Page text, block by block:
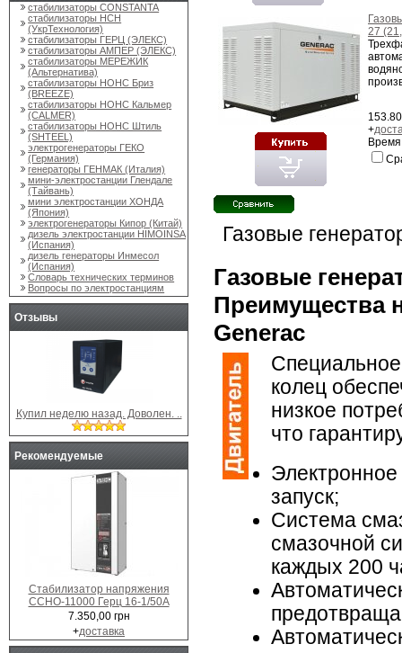
27
+
Время
Газовые
Газовые
Преимущества
Generac
колец
низкое
что
запуск;
Система
смазочной
каждых 200
стабилизаторы CONSTANTA
стабилизаторы НСН
(УкрТехнология)
стабилизаторы ГЕРЦ (ЭЛЕКС)
стабилизаторы АМПЕР (ЭЛЕКС)
стабилизаторы МЕРЕЖИК
(Альтернатива)
стабилизаторы НОНС Бриз
(BREEZE)
стабилизаторы НОНС Кальмер
(CALMER)
стабилизаторы НОНС Штиль
(SHTEEL)
электрогенераторы ГЕКО
(Германия)
генераторы ГЕНМАК (Италия)
мини-электростанции Глендале
(Тайвань)
мини электростанции ХОНДА
(Япония)
электрогенераторы Кипор (Китай)
дизель электростанции HIMOINSA
(Испания)
дизель генераторы Инмесол
(Испания)
Словарь технических терминов
Вопросы по электростанциям
Отзывы
Купил неделю назад. Доволен. ..
Рекомендуемые
Стабилизатор напряжения
ССНО-11000 Герц 16-1/50А
7.350,00 грн
+доставка